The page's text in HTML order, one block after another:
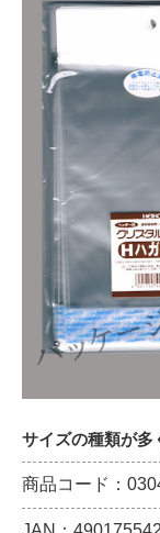
サイズの種類が多
商品コード：